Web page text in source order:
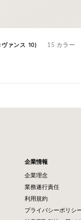
ヴァンス 10) 15 カラー
企業情報
企業理念
業務遂行責任
利用規約
プライバシーポリシ